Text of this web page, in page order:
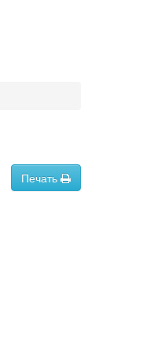
Печать